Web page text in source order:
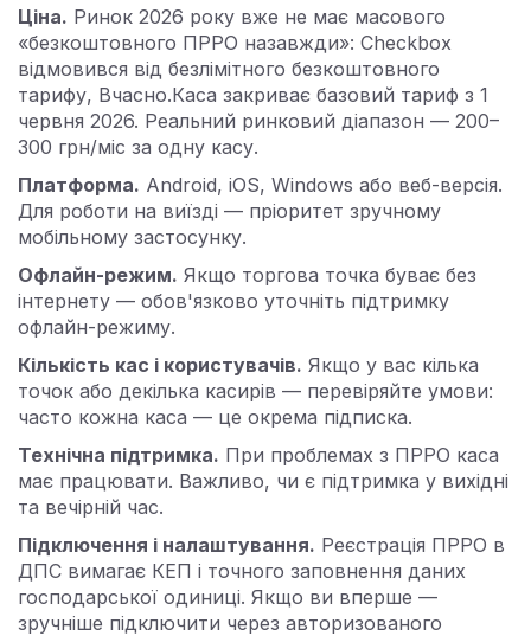
Ціна. Ринок 2026 року вже не має масового
«безкоштовного ПРРО назавжди»: Checkbox
відмовився від безлімітного безкоштовного
тарифу, Вчасно.Каса закриває базовий тариф з 1
червня 2026. Реальний ринковий діапазон — 200–
300 грн/міс за одну касу.
Платформа. Android, iOS, Windows або веб-версія.
Для роботи на виїзді — пріоритет зручному
мобільному застосунку.
Офлайн-режим. Якщо торгова точка буває без
інтернету — обов'язково уточніть підтримку
офлайн-режиму.
Кількість кас і користувачів. Якщо у вас кілька
точок або декілька касирів — перевіряйте умови:
часто кожна каса — це окрема підписка.
Технічна підтримка. При проблемах з ПРРО каса
має працювати. Важливо, чи є підтримка у вихідні
та вечірній час.
Підключення і налаштування. Реєстрація ПРРО в
ДПС вимагає КЕП і точного заповнення даних
господарської одиниці. Якщо ви вперше —
зручніше підключити через авторизованого